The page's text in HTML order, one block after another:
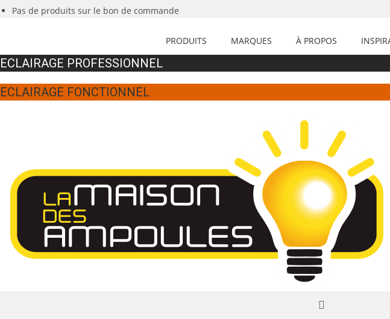
Pas de produits sur le bon de commande
PRODUITS MARQUES À PROPOS
ECLAIRAGE PROFESSIONNEL
ECLAIRAGE FONCTIONNEL